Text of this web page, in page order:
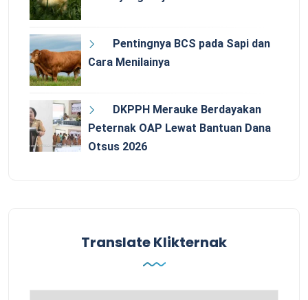
Pentingnya BCS pada Sapi dan
Cara Menilainya
DKPPH Merauke Berdayakan
Peternak OAP Lewat Bantuan Dana
Otsus 2026
Translate Klikternak